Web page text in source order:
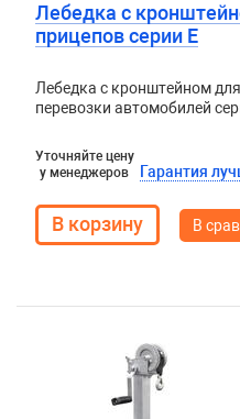
Лебедка с
прицепов серии E
Лебедка с кронштейном
перевозки автомобилей
Уточняйте цену
у менеджеров
Гарантия
В